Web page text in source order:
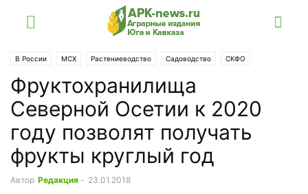
В России МСХ Растениеводство Садоводство СКФО
Фруктохранилища
Северной Осетии к 2020
году позволят получать
фрукты круглый год
Автор Редакция - 23.01.2018